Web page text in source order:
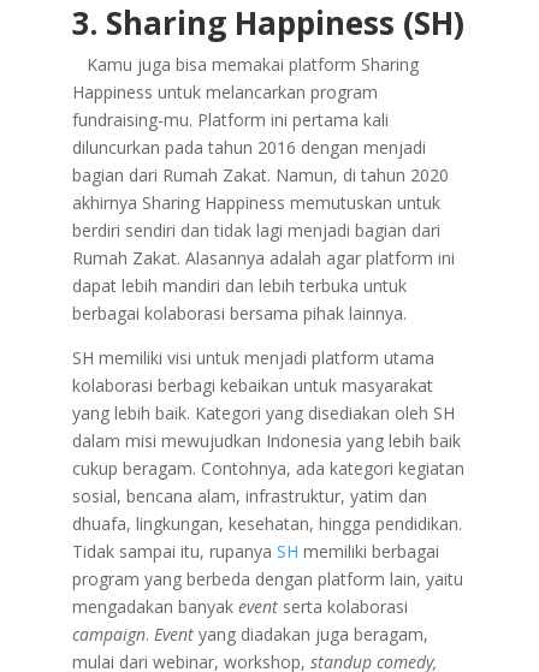
3. Sharing Happiness (SH)
Kamu juga bisa memakai platform Sharing
Happiness untuk melancarkan program
fundraising-mu. Platform ini pertama kali
diluncurkan pada tahun 2016 dengan menjadi
bagian dari Rumah Zakat. Namun, di tahun 2020
akhirnya Sharing Happiness memutuskan untuk
berdiri sendiri dan tidak lagi menjadi bagian dari
Rumah Zakat. Alasannya adalah agar platform ini
dapat lebih mandiri dan lebih terbuka untuk
berbagai kolaborasi bersama pihak lainnya.
SH memiliki visi untuk menjadi platform utama
kolaborasi berbagi kebaikan untuk masyarakat
yang lebih baik. Kategori yang disediakan oleh SH
dalam misi mewujudkan Indonesia yang lebih baik
cukup beragam. Contohnya, ada kategori kegiatan
sosial, bencana alam, infrastruktur, yatim dan
dhuafa, lingkungan, kesehatan, hingga pendidikan.
Tidak sampai itu, rupanya SH memiliki berbagai
program yang berbeda dengan platform lain, yaitu
mengadakan banyak eventserta kolaborasi
campaign. Eventyang diadakan juga beragam,
mulai dari webinar, workshop, standup comedy,